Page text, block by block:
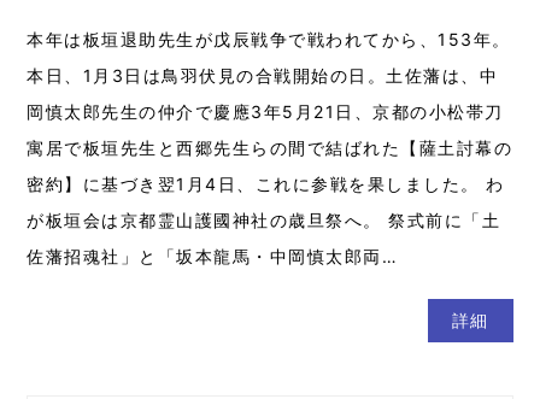
本年は板垣退助先生が戊辰戦争で戦われてから、153年。
本日、1月3日は鳥羽伏見の合戦開始の日。土佐藩は、中
岡慎太郎先生の仲介で慶應3年5月21日、京都の小松帯刀
寓居で板垣先生と西郷先生らの間で結ばれた【薩土討幕の
密約】に基づき翌1月4日、これに参戦を果しました。 わ
が板垣会は京都霊山護國神社の歳旦祭へ。 祭式前に「土
佐藩招魂社」と「坂本龍馬・中岡慎太郎両…
詳細